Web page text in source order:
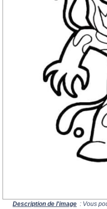
Description de l'image : Vous